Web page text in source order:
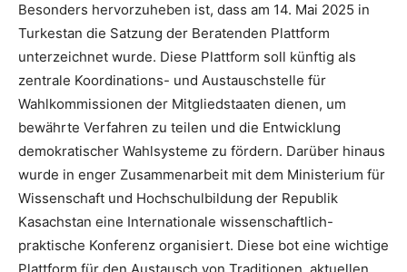
Besonders hervorzuheben ist, dass am 14. Mai 2025 in
Turkestan die Satzung der Beratenden Plattform
unterzeichnet wurde. Diese Plattform soll künftig als
zentrale Koordinations- und Austauschstelle für
Wahlkommissionen der Mitgliedstaaten dienen, um
bewährte Verfahren zu teilen und die Entwicklung
demokratischer Wahlsysteme zu fördern. Darüber hinaus
wurde in enger Zusammenarbeit mit dem Ministerium für
Wissenschaft und Hochschulbildung der Republik
Kasachstan eine Internationale wissenschaftlich-
praktische Konferenz organisiert. Diese bot eine wichtige